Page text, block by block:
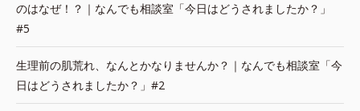
のはなぜ！？｜なんでも相談室「今日はどうされましたか？」
#5
生理前の肌荒れ、なんとかなりませんか？｜なんでも相談室「今
日はどうされましたか？」#2